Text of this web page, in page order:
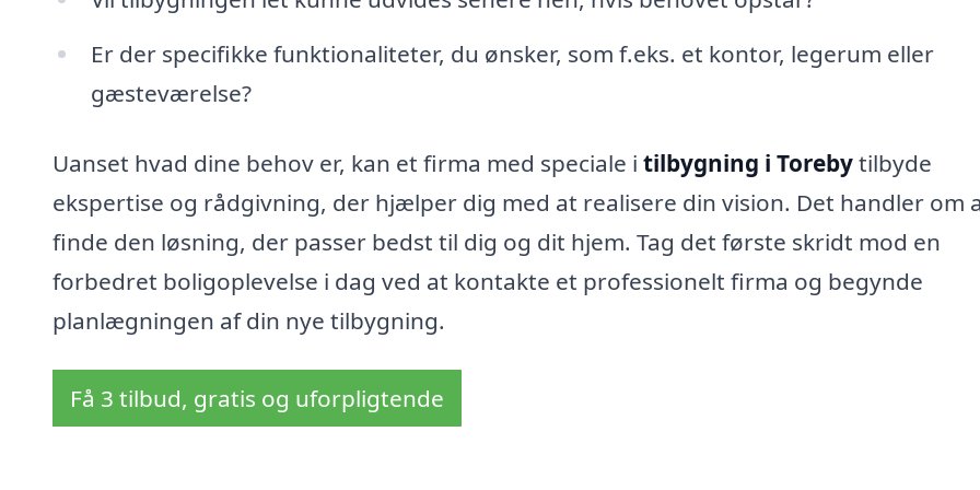
Er der specifikke funktionaliteter, du ønsker, som f.eks. et kontor, legerum eller
gæsteværelse?
Uanset hvad dine behov er, kan et firma med speciale i tilbygning i Torebytilbyde
ekspertise og rådgivning, der hjælper dig med at realisere din vision. Det handler om
finde den løsning, der passer bedst til dig og dit hjem. Tag det første skridt mod en
forbedret boligoplevelse i dag ved at kontakte et professionelt firma og begynde
planlægningen af din nye tilbygning.
Få 3 tilbud, gratis og uforpligtende